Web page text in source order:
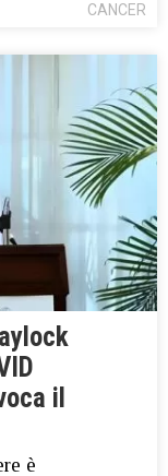
CANCER
il
è